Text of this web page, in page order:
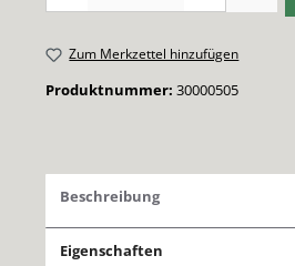
Zum Merkzettel hinzufügen
Produktnummer: 30000505
Beschreibung
Eigenschaften